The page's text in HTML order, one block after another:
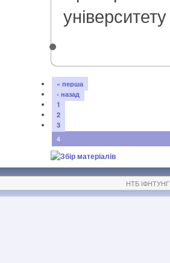
« перша
‹ назад
1
2
3
4
НТБ ІФНТУНГ